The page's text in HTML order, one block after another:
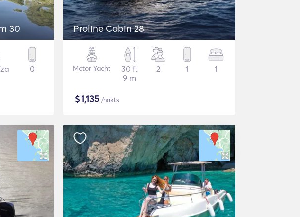
30
0
Proline Cabin 28
Motor Yacht
30 ft
9 m
2 1 1
$1,135 /nakts